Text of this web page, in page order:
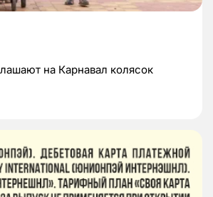
на Карнавал колясок